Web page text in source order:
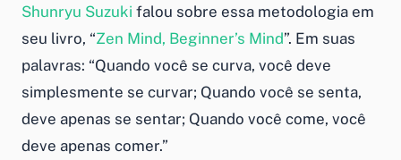
Shunryu Suzuki falou sobre essa metodologia em
seu livro, “Zen Mind, Beginner’s Mind”. Em suas
palavras: “Quando você se curva, você deve
simplesmente se curvar; Quando você se senta,
deve apenas se sentar; Quando você come, você
deve apenas comer.”